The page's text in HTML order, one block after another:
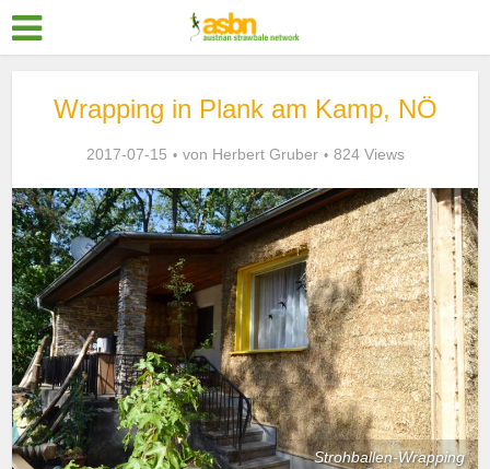
Wrapping in Plank am Kamp, NÖ
2017-07-15 von Herbert Gruber 824 Views
Strohballen-Wrapping